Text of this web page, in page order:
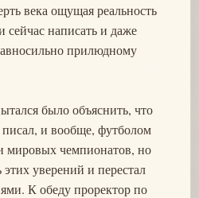
века ощущая реальность
сейчас написать и даже
прилюдному
было объяснить, что
и вообще, футболом
мировых чемпионатов, но
уверений и перестал
К обеду проректор по